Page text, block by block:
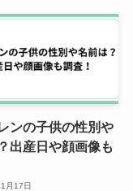
ンの子供の性別や
出産日や顔画像も
月17日